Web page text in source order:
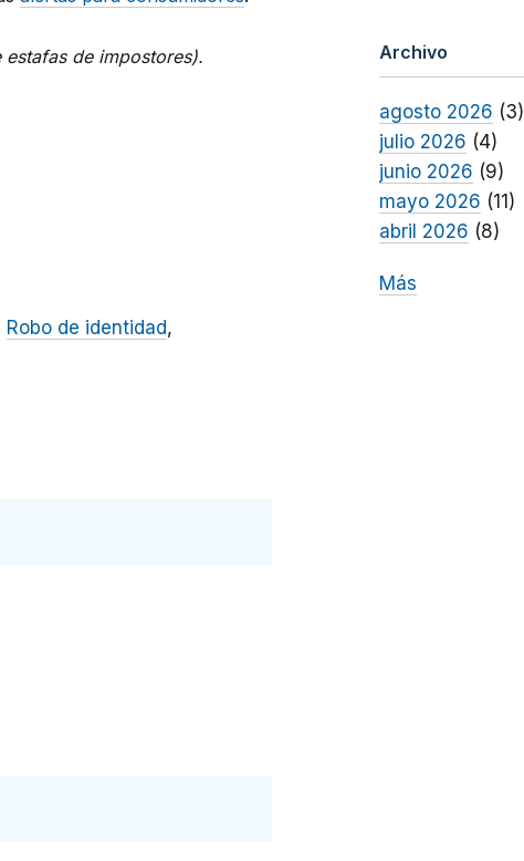
de impostores).
Robo de identidad
Archivo
agosto 2026 (3)
julio 2026 (4)
junio 2026 (9)
mayo 2026 (11)
abril 2026 (8)
Más